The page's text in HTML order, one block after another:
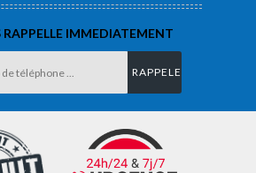
IMMEDIATEMENT